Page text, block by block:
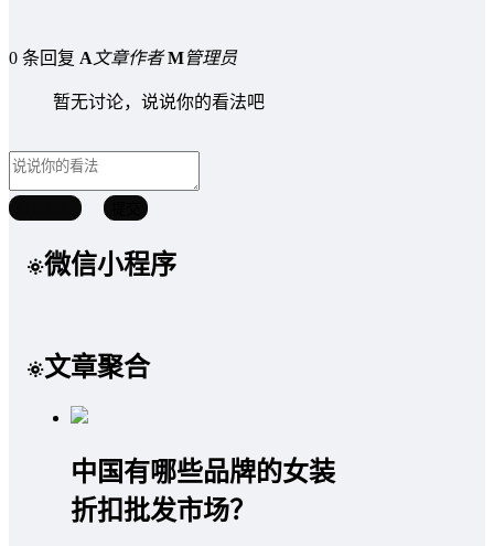
0 条回复 A文章作者 M管理员
暂无讨论，说说你的看法吧
微信小程序
文章聚合
中国有哪些品牌的女装
折扣批发市场？